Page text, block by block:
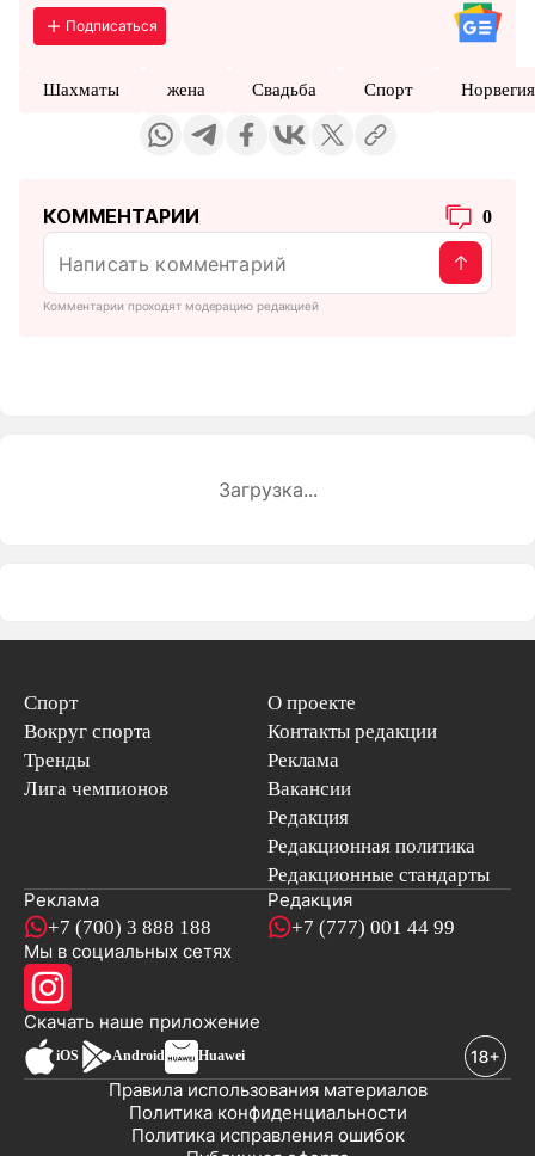
Подписаться
Шахматы жена Свадьба Спорт Норвегия
КОММЕНТАРИИ 0
Комментарии проходят модерацию редакцией
Загрузка...
Спорт
Вокруг спорта
Тренды
Лига чемпионов
О проекте
Контакты редакции
Реклама
Вакансии
Редакция
Редакционная политика
Редакционные стандарты
Реклама
+7 (700) 3 888 188
Редакция
+7 (777) 001 44 99
Мы в социальных сетях
Скачать наше приложениеновостей
iOS Android Huawei
Политика исправления ошибок
Политика конфиденциальности
Правила использования материалов